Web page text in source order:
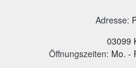
Adresse:
03099
Öffnungszeiten: Mo. -